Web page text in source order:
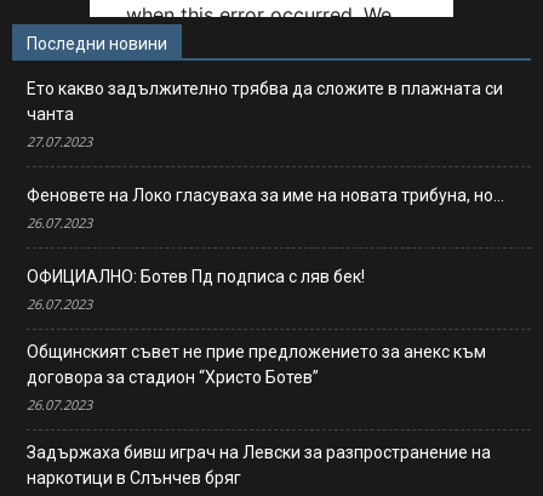
Последни новини
Ето какво задължително трябва да сложите в плажната си
чанта
27.07.2023
Феновете на Локо гласуваха за име на новата трибуна, но…
26.07.2023
ОФИЦИАЛНО: Ботев Пд подписа с ляв бек!
26.07.2023
Общинският съвет не прие предложението за анекс към
договора за стадион “Христо Ботев”
26.07.2023
Задържаха бивш играч на Левски за разпространение на
наркотици в Слънчев бряг